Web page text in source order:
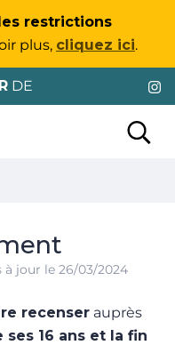
restrictions
plus, cliquez ici.
DE
des-
à jour le 26/03/2024
recenser auprès
16 ans et la fin